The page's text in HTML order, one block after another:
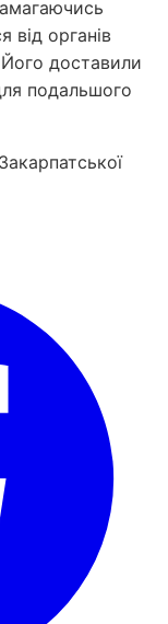
від органів
Його доставили
подальшого